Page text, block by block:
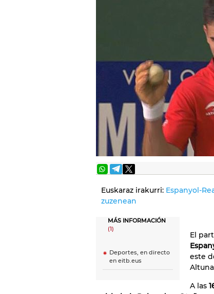
Euskaraz irakurri: Espanyol-
zuzenean
MÁS INFORMACIÓN
(1)
Deportes, en directo
en eitb.eus
El
este
A las